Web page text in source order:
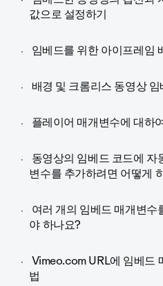
값으로 설정하기
임베드를 위한 아이프레임
배경 및 크롬리스 동영상
플레이어 매개변수에 대하
동영상의 임베드 코드에 자
변수를 추가하려면 어떻게
여러 개의 임베드 매개변
야 하나요?
Vimeo.com URL에 임베드
법